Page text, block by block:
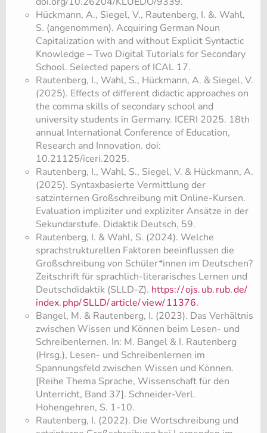
Hückmann, A., Siegel, V., Rautenberg, I. &. Wahl,
S. (angenommen). Acquiring German Noun
Capitalization with and without Explicit Syntactic
Knowledge – Two Digital Tutorials for Secondary
School. Selected papers of ICAL 17.
Rautenberg, I., Wahl, S., Hückmann, A. & Siegel, V.
(2025). Effects of different didactic approaches on
the comma skills of secondary school and
university students in Germany. ICERI 2025. 18th
annual International Conference of Education,
Research and Innovation. doi:
10.21125/iceri.2025.
Rautenberg, I., Wahl, S., Siegel, V. & Hückmann, A.
(2025). Syntaxbasierte Vermittlung der
satzinternen Großschreibung mit Online-Kursen.
Evaluation impliziter und expliziter Ansätze in der
Sekundarstufe. Didaktik Deutsch, 59.
Rautenberg, I. & Wahl, S. (2024). Welche
sprachstrukturellen Faktoren beeinflussen die
Großschreibung von Schüler*innen im Deutschen?
Zeitschrift für sprachlich-literarisches Lernen und
Deutschdidaktik (SLLD-Z). https://ojs.ub.rub.de/
index.php/SLLD/article/view/11376.
Bangel, M. & Rautenberg, I. (2023). Das Verhältnis
zwischen Wissen und Können beim Lesen- und
Schreibenlernen. In: M. Bangel & I. Rautenberg
(Hrsg.), Lesen- und Schreibenlernen im
Spannungsfeld zwischen Wissen und Können.
[Reihe Thema Sprache, Wissenschaft für den
Unterricht, Band 37]. Schneider-Verl.
Hohengehren, S. 1-10.
Rautenberg, I. (2022). Die Wortschreibung und